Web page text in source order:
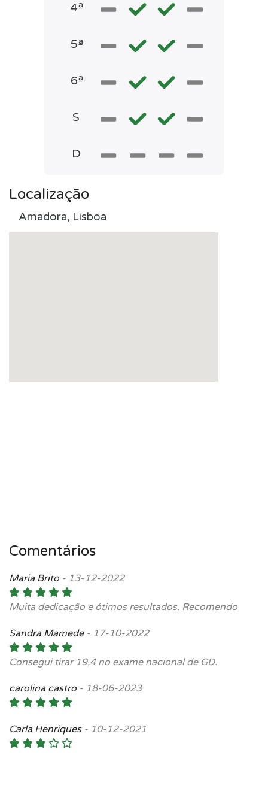
4ª
5ª
6ª
S
D
Localização
Amadora, Lisboa
Comentários
Maria Brito - 13-12-2022
Muita dedicação e ótimos resultados. Recomendo
Sandra Mamede- 17-10-2022
Consegui tirar 19,4 no exame nacional de GD.
carolina castro - 18-06-2023
Carla Henriques- 10-12-2021